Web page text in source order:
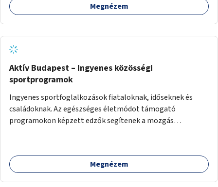
Megnézem
Aktív Budapest – Ingyenes közösségi
sportprogramok
Ingyenes sportfoglalkozások fiataloknak, időseknek és
családoknak. Az egészséges életmódot támogató
programokon képzett edzők segítenek a mozgás
Megnézem